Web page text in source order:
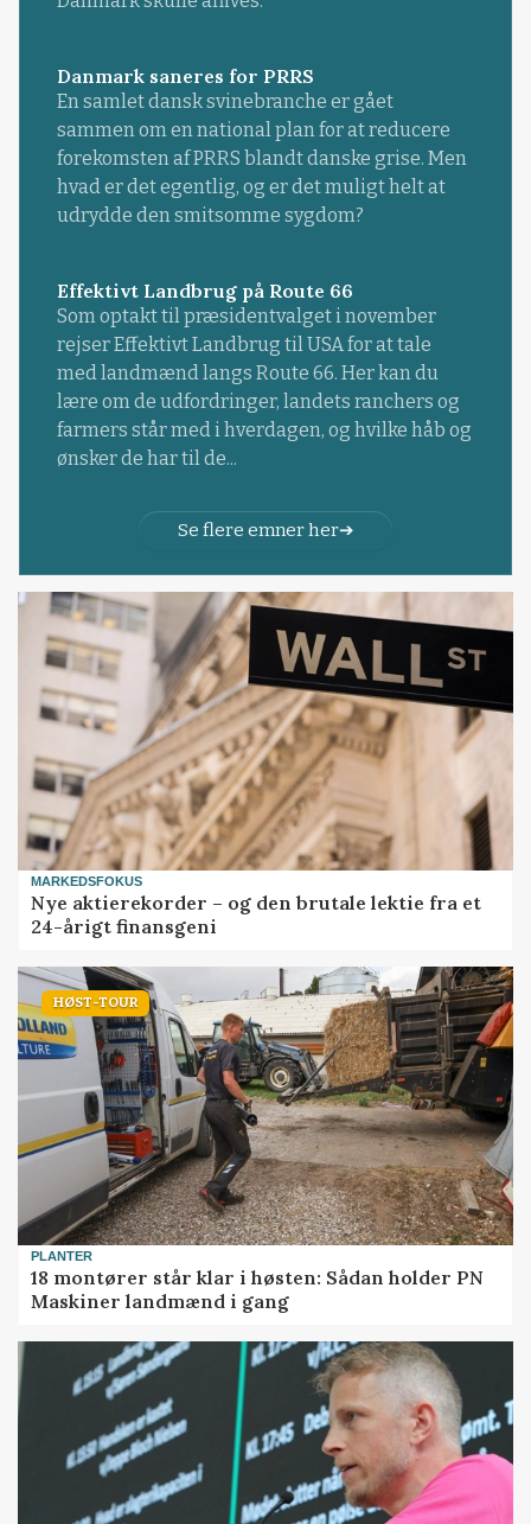
Danmark saneres for PRRS
En samlet dansk svinebranche er gået
sammen om en national plan for at reducere
forekomsten af PRRS blandt danske grise. Men
hvad er det egentlig, og er det muligt helt at
udrydde den smitsomme sygdom?
Effektivt Landbrug på Route 66
Som optakt til præsidentvalget i november
rejser Effektivt Landbrug til USA for at tale
med landmænd langs Route 66. Her kan du
lære om de udfordringer, landets ranchers og
farmers står med i hverdagen, og hvilke håb og
ønsker de har til de...
Se flere emner her
MARKEDSFOKUS
Nye aktierekorder – og den brutale lektie fra et
24-årigt finansgeni
HØST-TOUR
PLANTER
18 montører står klar i høsten: Sådan holder PN
Maskiner landmænd i gang